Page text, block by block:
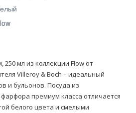
250 мл из коллекции Flow от
Villeroy & Boch – идеальный
и бульонов. Посуда из
премиум класса отличается
белого цвета и смелыми